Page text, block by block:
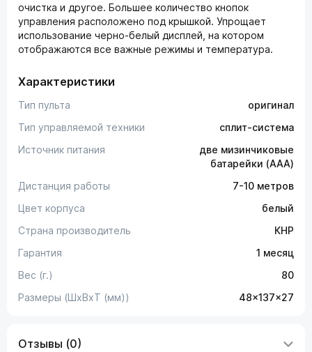
очистка и другое. Большее количество кнопок
управления расположено под крышкой. Упрощает
использование черно-белый дисплей, на котором
отображаются все важные режимы и температура.
Характеристики
Тип пульта
оригинал
Тип управляемой техники
сплит-система
Источник питания
две мизинчиковые
батарейки (AAA)
Дистанция работы
7-10 метров
Цвет корпуса
белый
Страна производитель
КНР
Гарантия
1 месяц
Вес (г.)
80
Размеры (ШxВxТ (мм))
48x137x27
Отзывы (0)